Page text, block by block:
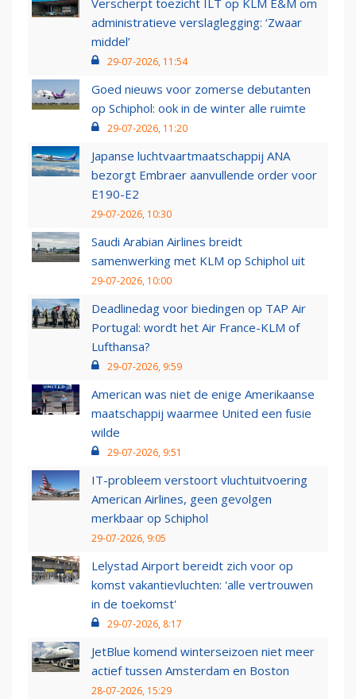
Verscherpt toezicht ILT op KLM E&M om
administratieve verslaglegging: ‘Zwaar
middel’
29-07-2026, 11:54
Goed nieuws voor zomerse debutanten
op Schiphol: ook in de winter alle ruimte
29-07-2026, 11:20
Japanse luchtvaartmaatschappij ANA
bezorgt Embraer aanvullende order voor
E190-E2
29-07-2026, 10:30
Saudi Arabian Airlines breidt
samenwerking met KLM op Schiphol uit
29-07-2026, 10:00
Deadlinedag voor biedingen op TAP Air
Portugal: wordt het Air France-KLM of
Lufthansa?
29-07-2026, 9:59
American was niet de enige Amerikaanse
maatschappij waarmee United een fusie
wilde
29-07-2026, 9:51
IT-probleem verstoort vluchtuitvoering
American Airlines, geen gevolgen
merkbaar op Schiphol
29-07-2026, 9:05
Lelystad Airport bereidt zich voor op
komst vakantievluchten: 'alle vertrouwen
in de toekomst'
29-07-2026, 8:17
JetBlue komend winterseizoen niet meer
actief tussen Amsterdam en Boston
28-07-2026, 15:29